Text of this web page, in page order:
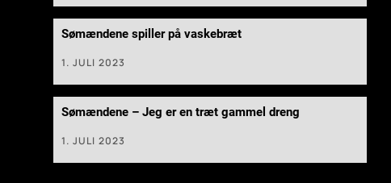
Sømændene spiller på vaskebræt
1. JULI 2023
Sømændene – Jeg er en træt gammel dreng
1. JULI 2023